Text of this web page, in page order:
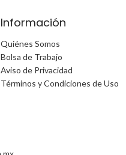
Información
Quiénes Somos
Bolsa de Trabajo
Aviso de Privacidad
Términos y Condiciones de Uso